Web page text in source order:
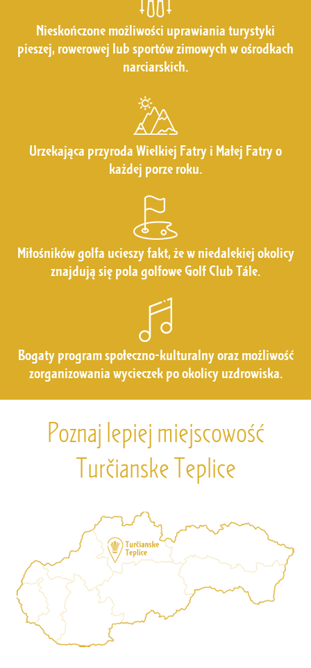
Nieskończone możliwości uprawiania turystyki
pieszej, rowerowej lub sportów zimowych w ośrodkach
narciarskich.
Urzekająca przyroda Wielkiej Fatry i Małej Fatry o
każdej porze roku.
Miłośników golfa ucieszy fakt, że w niedalekiej okolicy
znajdują się pola golfowe Golf Club Tále.
Bogaty program społeczno-kulturalny oraz możliwość
zorganizowania wycieczek po okolicy uzdrowiska.
Poznaj lepiej miejscowość
Turčianske Teplice